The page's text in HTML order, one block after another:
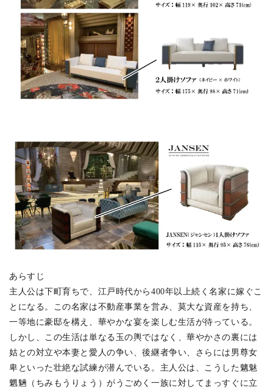
あらすじ
主人公は下町育ちで、江戸時代から400年以上続く名家に嫁ぐこ
とになる。この名家は不動産事業を営み、莫大な資産を持ち、
一等地に豪邸を構え、華やかな宴を楽しむ生活が待っている。
しかし、この生活は単なる玉の輿ではなく、華やかさの裏には
姑との対立や本妻と愛人の争い、後継者争い、さらには男尊女
卑といった壮絶な試練が潜んでいる。主人公は、こうした魑魅
魍魎（ちみもうりょう）がうごめく一族に対してまっすぐに立